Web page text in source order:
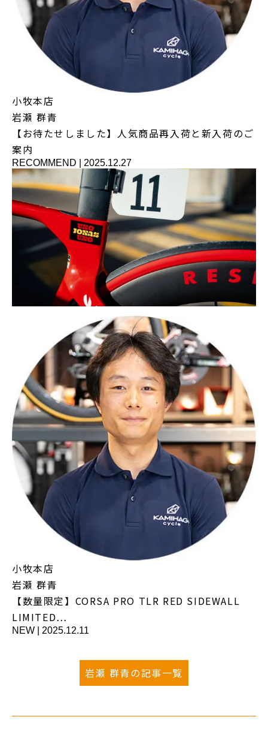
小牧本店
岩瀬 群青
【お待たせしました】人気商品再入荷と新入荷のご
案内
RECOMMEND 2025.12.27
小牧本店
岩瀬 群青
【数量限定】CORSA PRO TLR RED SIDEWALL
LIMITED…
NEW 2025.12.11
岩瀬 群青の記事一覧